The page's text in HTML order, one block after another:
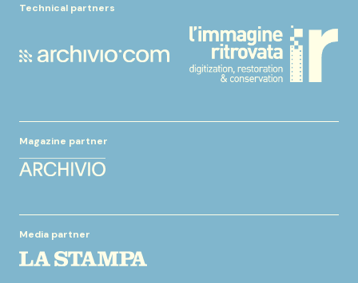
Technical partners
Magazine partner
Media partner